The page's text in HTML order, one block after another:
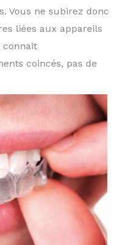
Vous ne subirez donc
liées aux appareils
connait
coincés, pas de